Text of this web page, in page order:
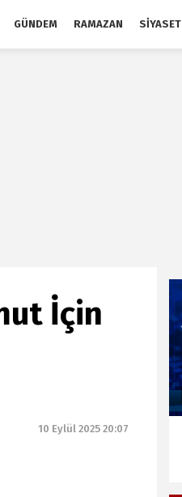
GÜNDEM RAMAZAN SIYASET
İçin
10 Eylül 2025 20:07